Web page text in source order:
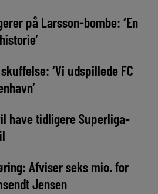
på Larsson-bombe: ‘En
‘Vi udspillede FC
have tidligere Superliga-
Afviser seks mio. for
Jensen